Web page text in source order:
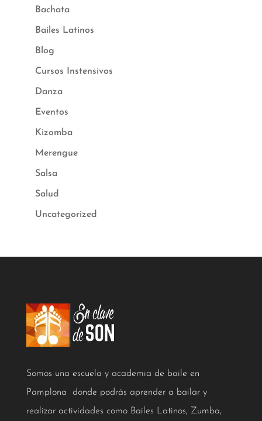
Bachata
Bailes Latinos
Blog
Cursos Instensivos
Danza
Eventos
Kizomba
Merengue
Salsa
Salud
Uncategorized
Somos una escuela y academia de baile en
Pamplona donde podrás aprender a bailar y
realizar actividades como Bailes Latinos, Zumba,